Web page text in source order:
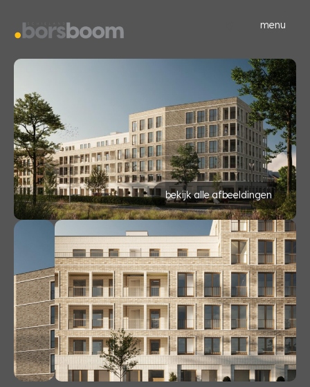
menu
bekijk alle afbeeldingen